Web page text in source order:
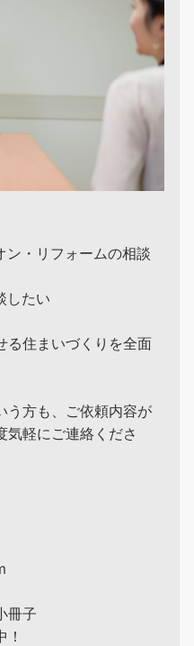
・リフォームの相談
したい
る住まいづくりを全面
う方も、ご依頼内容が
気軽にご連絡くださ
冊子